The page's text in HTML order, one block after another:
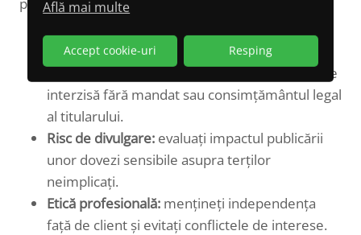
Află mai multe
Accept cookie-uri Resping
Respectarea vieții private:
orice intervenție în
conturile sau comunicațiile unei persoane este
interzisă fără mandat sau consimțământul legal
al titularului.
Risc de divulgare: evaluați impactul publicării
unor dovezi sensibile asupra terților
neimplicați.
Etică profesională: mențineți independența
față de client și evitați conflictele de interese.